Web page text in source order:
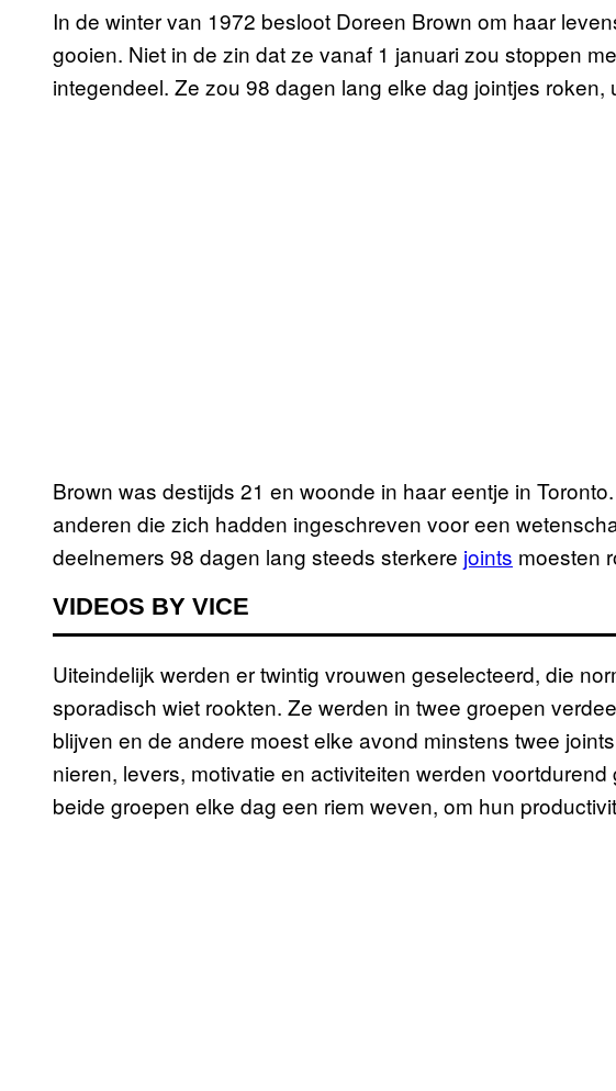
In de winter van 1972 besloot Doreen Brown om haar
gooien. Niet in de zin dat ze vanaf 1 januari zou stoppen
integendeel. Ze zou 98 dagen lang elke dag jointjes
Brown was destijds 21 en woonde in haar eentje in
anderen die zich hadden ingeschreven voor een
deelnemers 98 dagen lang steeds sterkere joints moesten
VIDEOS BY VICE
Uiteindelijk werden er twintig vrouwen geselecteerd, die
sporadisch wiet rookten. Ze werden in twee groepen
blijven en de andere moest elke avond minstens twee
nieren, levers, motivatie en activiteiten werden
beide groepen elke dag een riem weven, om hun